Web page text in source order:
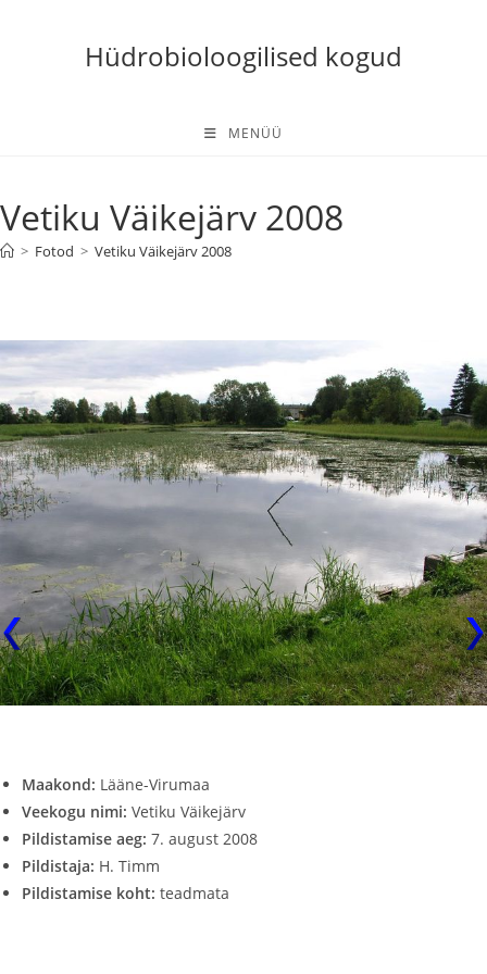
Hüdrobioloogilised kogud
MENÜÜ
Vetiku Väikejärv 2008
> Fotod > Vetiku Väikejärv 2008
Maakond: Lääne-Virumaa
Veekogu nimi: Vetiku Väikejärv
Pildistamise aeg: 7. august 2008
Pildistaja: H. Timm
Pildistamise koht: teadmata